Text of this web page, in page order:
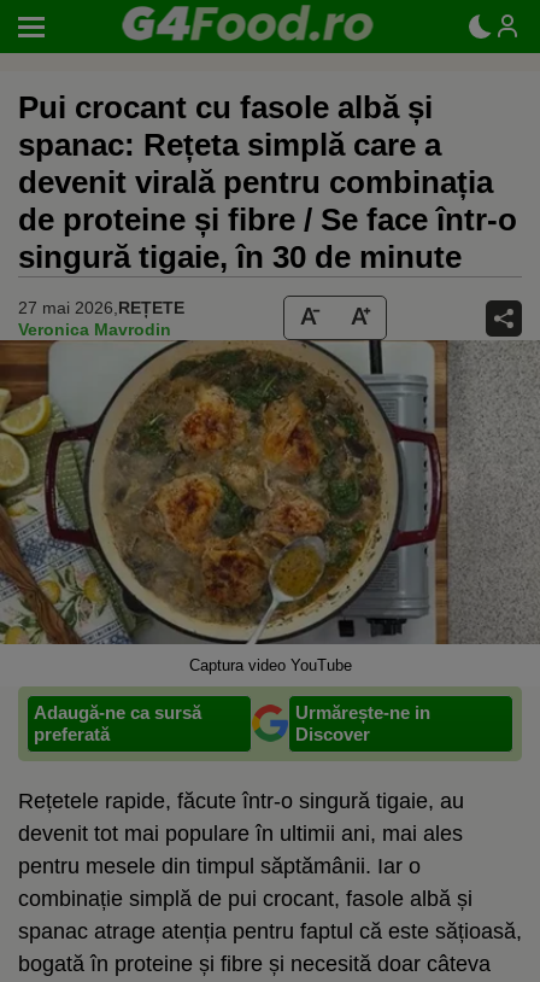
Pui crocant cu fasole albă și
spanac: Rețeta simplă care a
devenit virală pentru combinația
de proteine și fibre / Se face într-o
singură tigaie, în 30 de minute
27 mai 2026, REȚETE
Veronica Mavrodin
Captura video YouTube
Adaugă-ne ca sursă
preferată
Urmărește-ne in
Discover
Rețetele rapide, făcute într-o singură tigaie, au
devenit tot mai populare în ultimii ani, mai ales
pentru mesele din timpul săptămânii. Iar o
combinație simplă de pui crocant, fasole albă și
spanac atrage atenția pentru faptul că este sățioasă,
bogată în proteine și fibre și necesită doar câteva